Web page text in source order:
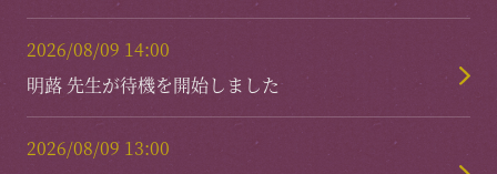
2026/08/09 14:00
明蕗 先生が待機を開始しました
2026/08/09 13:00